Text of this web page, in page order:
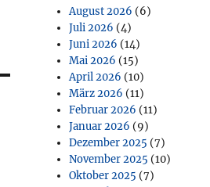
August 2026 (6)
Juli 2026 (4)
Juni 2026 (14)
Mai 2026 (15)
April 2026 (10)
März 2026 (11)
Februar 2026 (11)
Januar 2026 (9)
Dezember 2025 (7)
November 2025 (10)
Oktober 2025 (7)